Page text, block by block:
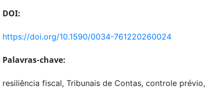
DOI:
https://doi.org/10.1590/0034-761220260024
Palavras-chave:
resiliência fiscal, Tribunais de Contas, controle prévio,